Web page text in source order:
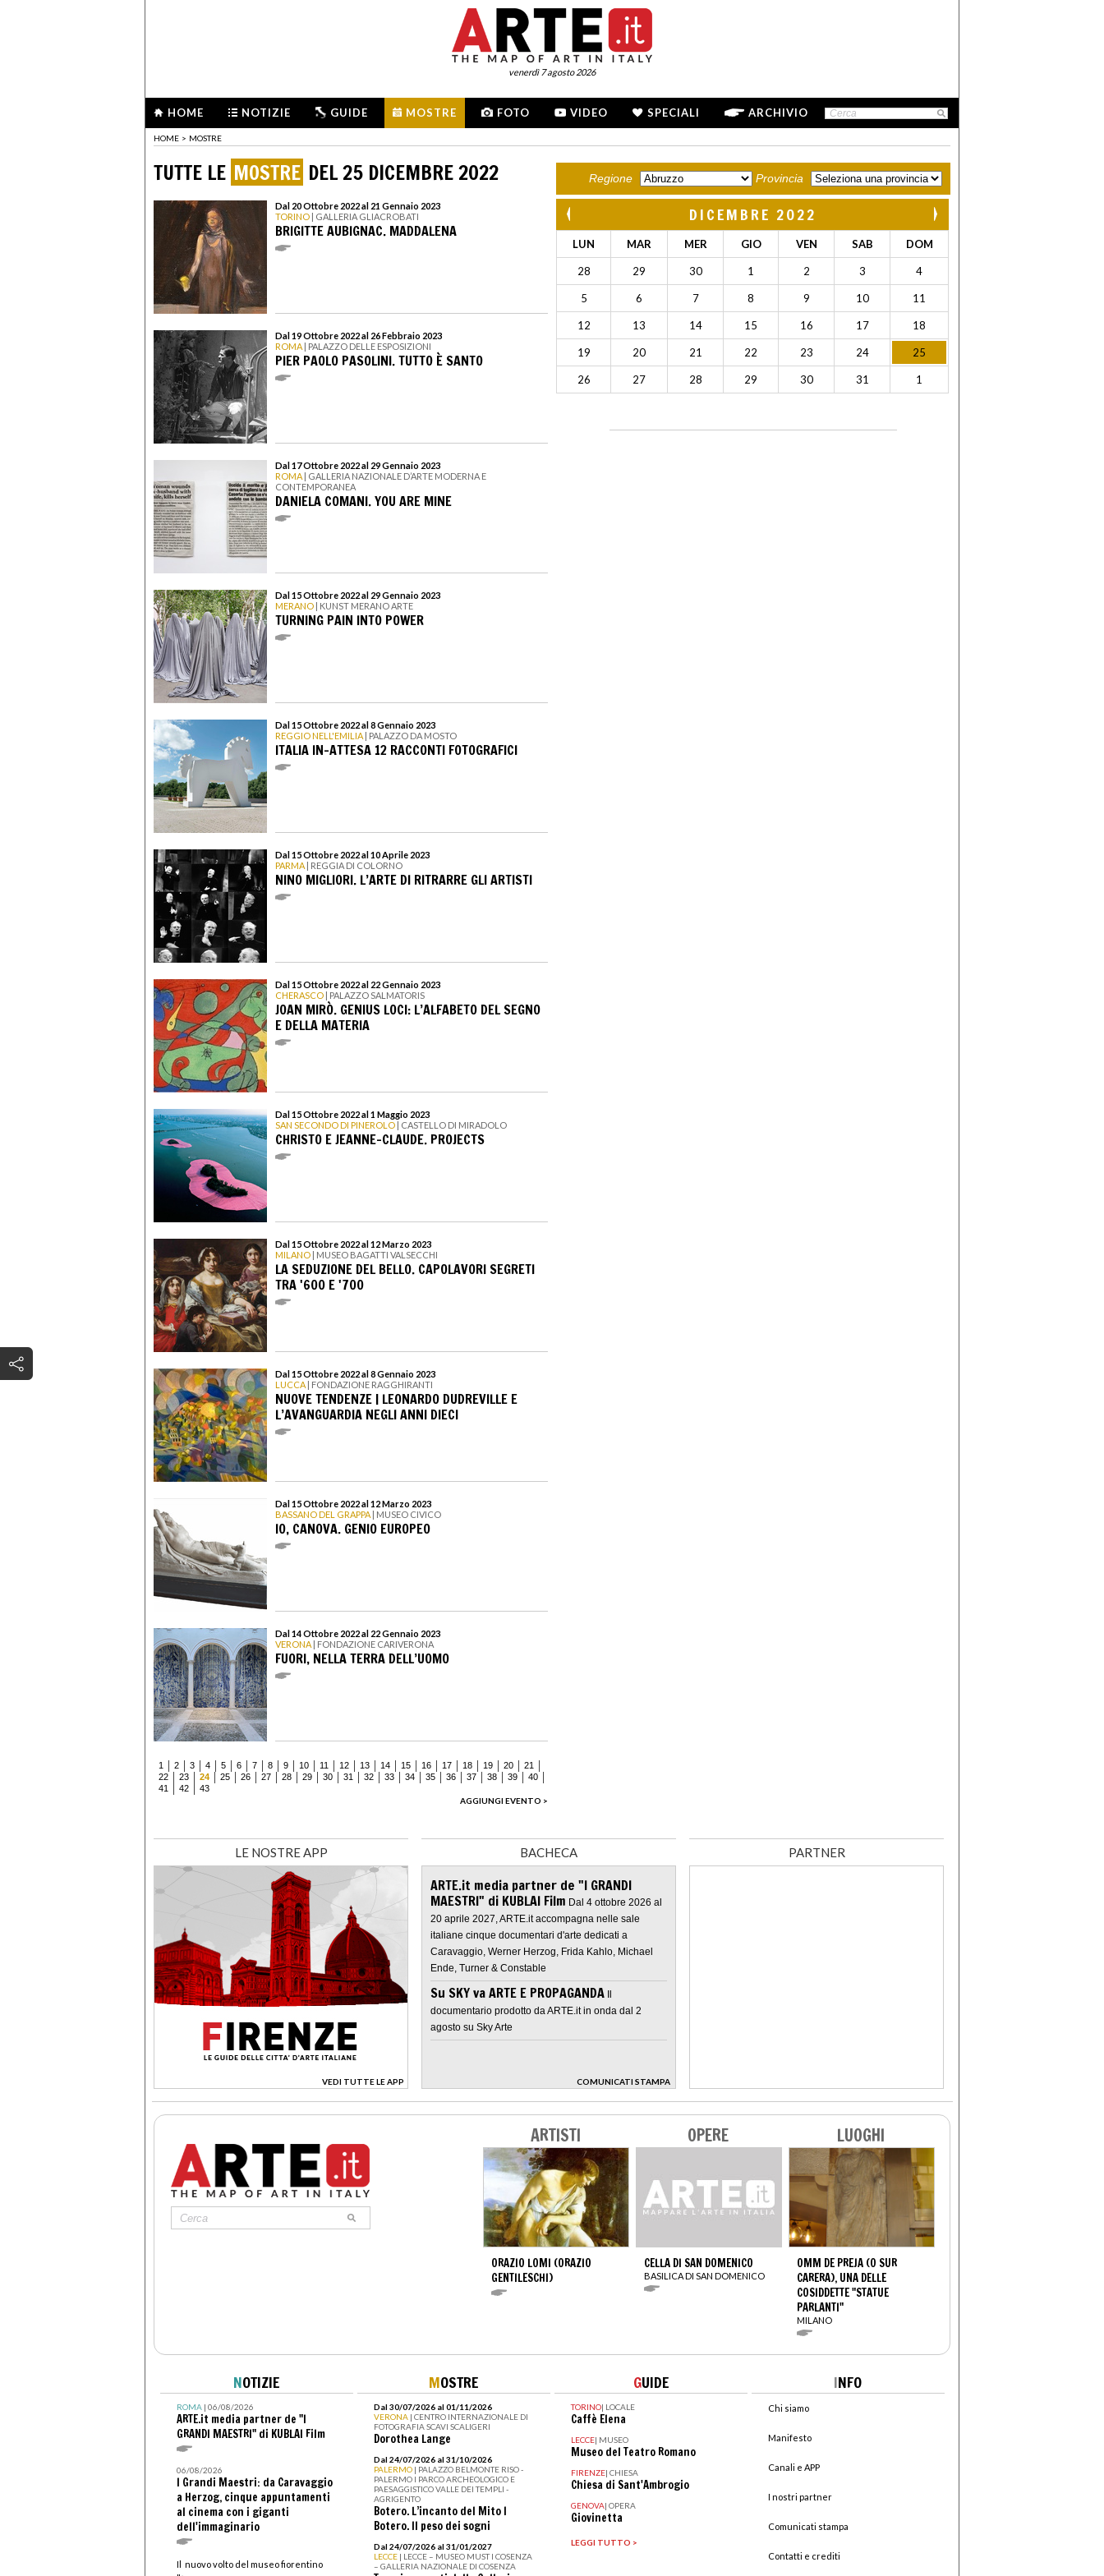
venerdì 7 agosto 2026
HOME NOTIZIE GUIDE MOSTRE FOTO VIDEO SPECIALI ARCHIVIO
HOME > MOSTRE
TUTTE LE MOSTRE DEL 25 DICEMBRE 2022
Dal 20 Ottobre 2022 al 21 Gennaio 2023
TORINO | GALLERIA GLIACROBATI
BRIGITTE AUBIGNAC. MADDALENA
Dal 19 Ottobre 2022 al 26 Febbraio 2023
ROMA | PALAZZO DELLE ESPOSIZIONI
PIER PAOLO PASOLINI. TUTTO È SANTO
Dal 17 Ottobre 2022 al 29 Gennaio 2023
ROMA | GALLERIA NAZIONALE D’ARTE MODERNA E
CONTEMPORANEA
DANIELA COMANI. YOU ARE MINE
Dal 15 Ottobre 2022 al 29 Gennaio 2023
MERANO | KUNST MERANO ARTE
TURNING PAIN INTO POWER
Dal 15 Ottobre 2022 al 8 Gennaio 2023
REGGIO NELL'EMILIA | PALAZZO DA MOSTO
ITALIA IN-ATTESA 12 RACCONTI FOTOGRAFICI
Dal 15 Ottobre 2022 al 10 Aprile 2023
PARMA | REGGIA DI COLORNO
NINO MIGLIORI. L’ARTE DI RITRARRE GLI ARTISTI
Dal 15 Ottobre 2022 al 22 Gennaio 2023
CHERASCO | PALAZZO SALMATORIS
JOAN MIRÒ. GENIUS LOCI: L’ALFABETO DEL SEGNO
E DELLA MATERIA
Dal 15 Ottobre 2022 al 1 Maggio 2023
SAN SECONDO DI PINEROLO | CASTELLO DI MIRADOLO
CHRISTO E JEANNE-CLAUDE. PROJECTS
Dal 15 Ottobre 2022 al 12 Marzo 2023
MILANO | MUSEO BAGATTI VALSECCHI
LA SEDUZIONE DEL BELLO. CAPOLAVORI SEGRETI
TRA '600 E '700
Dal 15 Ottobre 2022 al 8 Gennaio 2023
LUCCA | FONDAZIONE RAGGHIRANTI
NUOVE TENDENZE | LEONARDO DUDREVILLE E
L’AVANGUARDIA NEGLI ANNI DIECI
Dal 15 Ottobre 2022 al 12 Marzo 2023
BASSANO DEL GRAPPA | MUSEO CIVICO
IO, CANOVA. GENIO EUROPEO
Dal 14 Ottobre 2022 al 22 Gennaio 2023
VERONA | FONDAZIONE CARIVERONA
FUORI, NELLA TERRA DELL’UOMO
1 2 3 4 5 6 7 8 9 10 11 12 13 14 15 16 17 18 19 20
21
22
23 24 25 26 27 28 29 30 31 32 33 34 35 36 37 38 39
40
41
42
43
AGGIUNGI EVENTO >
Regione Provincia
DICEMBRE 2022
LUN MAR MER GIO VEN SAB DOM
28 29 30 1 2 3 4
5 6 7 8 9 10 11
12 13 14 15 16 17 18
19 20 21 22 23 24 25
26 27 28 29 30 31 1
LE NOSTRE APP
VEDI TUTTE LE APP
>
BACHECA
ARTE.it media partner de "I GRANDI
MAESTRI" di KUBLAI Film Dal 4 ottobre 2026 al
20 aprile 2027, ARTE.it accompagna nelle sale
italiane cinque documentari d'arte dedicati a
Caravaggio, Werner Herzog, Frida Kahlo, Michael
Ende, Turner & Constable
Su SKY va ARTE E PROPAGANDA
documentario prodotto da ARTE.it in onda dal 2
agosto su Sky Arte
COMUNICATI STAMPA
>
PARTNER
ARTISTI
ORAZIO LOMI (ORAZIO
GENTILESCHI)
OPERE
CELLA DI SAN DOMENICO
BASILICA DI SAN DOMENICO
LUOGHI
OMM DE PREJA (O SUR
CARERA), UNA DELLE
COSIDDETTE "STATUE
PARLANTI"
MILANO
NOTIZIE
ROMA| 06/08/2026
ARTE.it media partner de "I
GRANDI MAESTRI" di KUBLAI Film
06/08/2026
I Grandi Maestri: da Caravaggio
a Herzog, cinque appuntamenti
al cinema con i giganti
dell'immaginario
Il nuovo volto del museo fiorentino
MOSTRE
Dal 30/07/2026 al 01/11/2026
VERONA | CENTRO INTERNAZIONALE DI
FOTOGRAFIA SCAVI SCALIGERI
Dorothea Lange
Dal 24/07/2026 al 31/10/2026
PALERMO | PALAZZO BELMONTE RISO -
PALERMO I PARCO ARCHEOLOGICO E
PAESAGGISTICO VALLE DEI TEMPLI -
AGRIGENTO
Botero. L’incanto del Mito I
Botero. Il peso dei sogni
Dal 24/07/2026 al 31/01/2027
LECCE | LECCE – MUSEO MUST I COSENZA
– GALLERIA NAZIONALE DI COSENZA
GUIDE
TORINO| LOCALE
Caffè Elena
LECCE| MUSEO
Museo del Teatro Romano
FIRENZE| CHIESA
Chiesa di Sant'Ambrogio
GENOVA| OPERA
Giovinetta
LEGGI TUTTO >
INFO
Chi siamo
Manifesto
Canali e APP
I nostri partner
Comunicati stampa
Contatti e crediti